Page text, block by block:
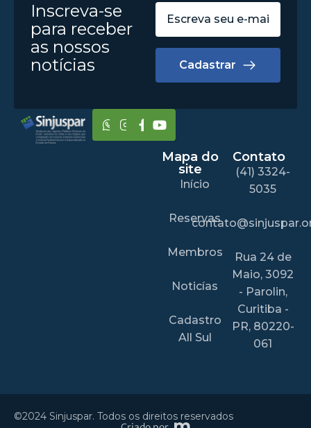
Inscreva-se
para receber
as nossos
notícias
Cadastrar
Mapa do
site
Início
Reservas
Membros
Noticías
Cadastro
All Sul
Contato
(41) 3324-
5035
Rua 24 de
Maio, 3092
- Parolin,
Curitiba -
PR, 80220-
061
©2024 Sinjuspar. Todos os direitos reservados